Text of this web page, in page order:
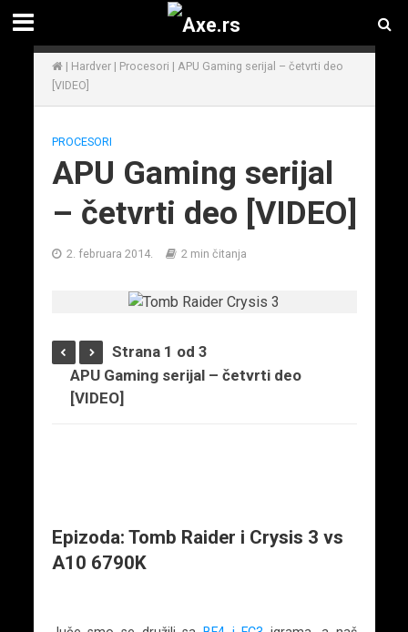
| Hardver| Procesori | APU Gaming serijal – četvrti deo
[VIDEO]
PROCESORI
APU Gaming serijal
– četvrti deo [VIDEO]
2. februara 2014. 2 min čitanja
Strana 1 od 3
APU Gaming serijal – četvrti deo
[VIDEO]
Epizoda: Tomb Raider i Crysis 3 vs
A10 6790K